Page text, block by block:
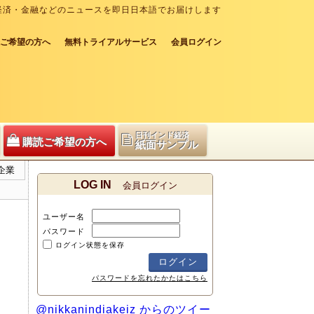
・金融などのニュースを即日日本語でお届けします
希望の方へ 無料トライアルサービス 会員ログイン
購読ご希望の方へ
日刊インド経済
紙面サンプル
業
LOG IN 会員ログイン
ユーザー名
パスワード
ログイン状態を保存
パスワードを忘れたかたはこちら
@nikkanindiakeiz からのツイー